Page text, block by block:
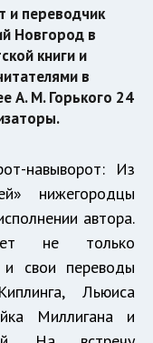
и переводчик
Новгород в
книги и
в
А. М. Горького 24
навыворот: Из
нижегородцы
автора.
не только
и свои переводы
Льюиса
Миллигана и